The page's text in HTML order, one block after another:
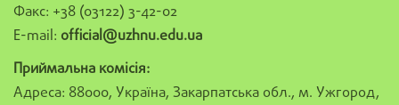
Факс: +38 (03122) 3-42-02
E-mail: official@uzhnu.edu.ua
Приймальна комісія:
Адреса: 88000, Україна, Закарпатська обл., м. Ужгород,